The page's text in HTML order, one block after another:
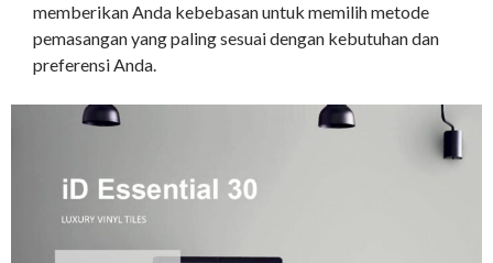
memberikan Anda kebebasan untuk memilih metode
pemasangan yang paling sesuai dengan kebutuhan dan
preferensi Anda.